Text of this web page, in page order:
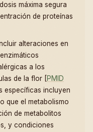
máxima segura
de proteínas
alteraciones en
a los
de la flor [PMID
específicas incluyen
que el metabolismo
de metabolitos
y condiciones